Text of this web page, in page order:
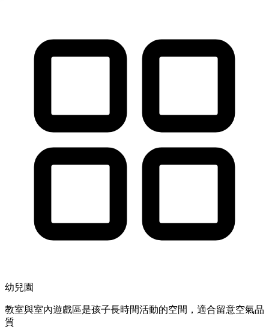
幼兒園
教室與室內遊戲區是孩子長時間活動的空間，適合留意空氣品
質